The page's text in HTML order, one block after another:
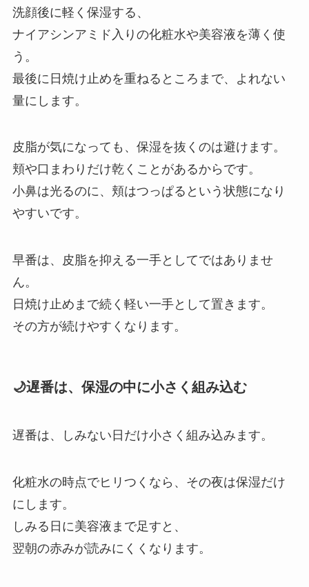
洗顔後に軽く保湿する、
ナイアシンアミド入りの化粧水や美容液を薄く使
う。
最後に日焼け止めを重ねるところまで、よれない
量にします。
皮脂が気になっても、保湿を抜くのは避けます。
頬や口まわりだけ乾くことがあるからです。
小鼻は光るのに、頬はつっぱるという状態になり
やすいです。
早番は、皮脂を抑える一手としてではありませ
ん。
日焼け止めまで続く軽い一手として置きます。
その方が続けやすくなります。
🌙遅番は、保湿の中に小さく組み込む
遅番は、しみない日だけ小さく組み込みます。
化粧水の時点でヒリつくなら、その夜は保湿だけ
にします。
しみる日に美容液まで足すと、
翌朝の赤みが読みにくくなります。